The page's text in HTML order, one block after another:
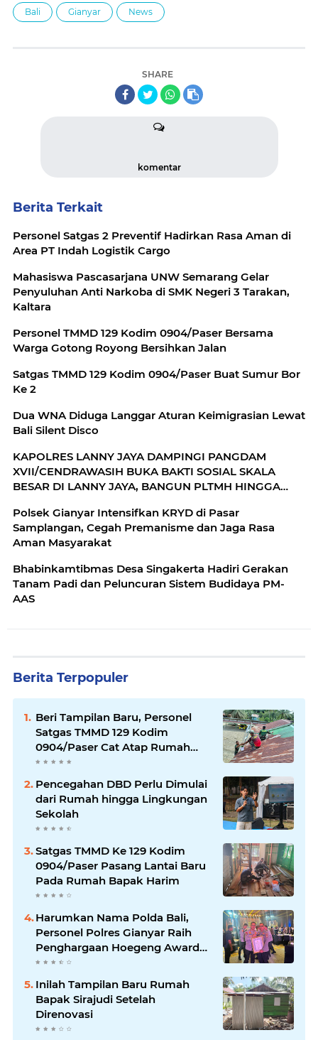
Bali Gianyar News
SHARE
komentar
Berita Terkait
Personel Satgas 2 Preventif Hadirkan Rasa Aman di
Area PT Indah Logistik Cargo
Mahasiswa Pascasarjana UNW Semarang Gelar
Penyuluhan Anti Narkoba di SMK Negeri 3 Tarakan,
Kaltara
Personel TMMD 129 Kodim 0904/Paser Bersama
Warga Gotong Royong Bersihkan Jalan
Satgas TMMD 129 Kodim 0904/Paser Buat Sumur Bor
Ke 2
Dua WNA Diduga Langgar Aturan Keimigrasian Lewat
Bali Silent Disco
KAPOLRES LANNY JAYA DAMPINGI PANGDAM
XVII/CENDRAWASIH BUKA BAKTI SOSIAL SKALA
BESAR DI LANNY JAYA, BANGUN PLTMH HINGGA
Polsek Gianyar Intensifkan KRYD di Pasar
Samplangan, Cegah Premanisme dan Jaga Rasa
Aman Masyarakat
Bhabinkamtibmas Desa Singakerta Hadiri Gerakan
Tanam Padi dan Peluncuran Sistem Budidaya PM-
AAS
Berita Terpopuler
Beri Tampilan Baru, Personel
Satgas TMMD 129 Kodim
0904/Paser Cat Atap Rumah
Marbot
Pencegahan DBD Perlu Dimulai
dari Rumah hingga Lingkungan
Sekolah
Satgas TMMD Ke 129 Kodim
0904/Paser Pasang Lantai Baru
Pada Rumah Bapak Harim
Harumkan Nama Polda Bali,
Personel Polres Gianyar Raih
Penghargaan Hoegeng Awards
2026
Inilah Tampilan Baru Rumah
Bapak Sirajudi Setelah
Direnovasi